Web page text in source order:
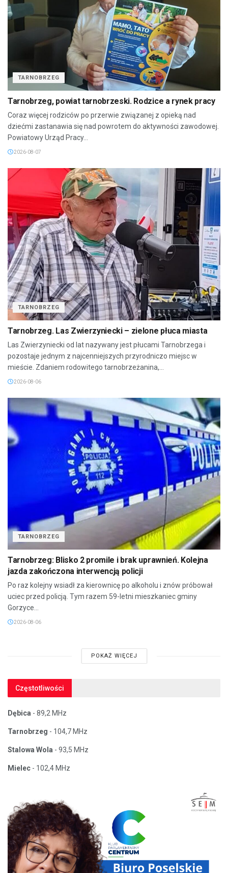
TARNOBRZEG
Tarnobrzeg, powiat tarnobrzeski. Rodzice a rynek pracy
Coraz więcej rodziców po przerwie związanej z opieką nad
dziećmi zastanawia się nad powrotem do aktywności zawodowej.
Powiatowy Urząd Pracy...
2026-08-07
TARNOBRZEG
Tarnobrzeg. Las Zwierzyniecki – zielone płuca miasta
Las Zwierzyniecki od lat nazywany jest płucami Tarnobrzega i
pozostaje jednym z najcenniejszych przyrodniczo miejsc w
mieście. Zdaniem rodowitego tarnobrzeżanina,...
2026-08-06
TARNOBRZEG
Tarnobrzeg: Blisko 2 promile i brak uprawnień. Kolejna
jazda zakończona interwencją policji
Po raz kolejny wsiadł za kierownicę po alkoholu i znów próbował
uciec przed policją. Tym razem 59-letni mieszkaniec gminy
Gorzyce...
2026-08-06
POKAŻ WIĘCEJ
Częstotliwości
Dębica - 89,2 MHz
Tarnobrzeg - 104,7 MHz
Stalowa Wola - 93,5 MHz
Mielec - 102,4 MHz